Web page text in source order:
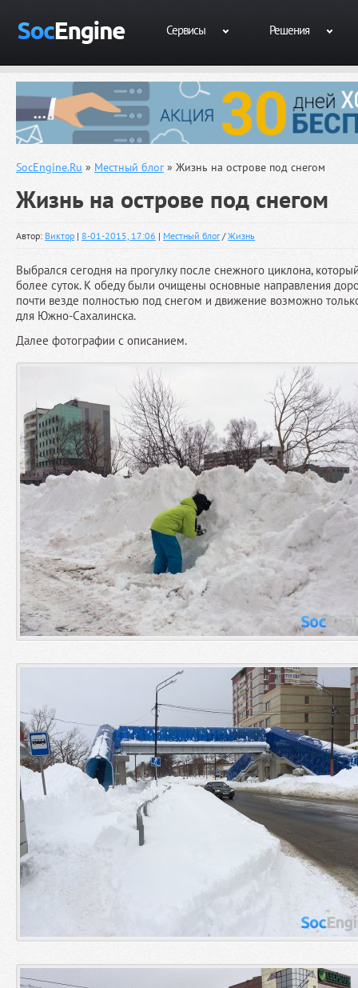
Сервисы Решения
SocEngine.Ru » Местный блог» Жизнь на острове под снегом
Жизнь на острове под снегом
Автор: Виктор | 8-01-2015, 17:06 | Местный блог/Жизнь
Выбрался сегодня на прогулку после снежного циклона,
более суток. К обеду были очищены основные направления
почти везде полностью под снегом и движение возможно
для Южно-Сахалинска.
Далее фотографии с описанием.